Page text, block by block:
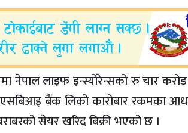
नेपाल लाइफ इन्स्योरेन्सको रु चार
बैंक लिको कारोबार रकमका
सेयर खरिद बिक्री भएको छ ।